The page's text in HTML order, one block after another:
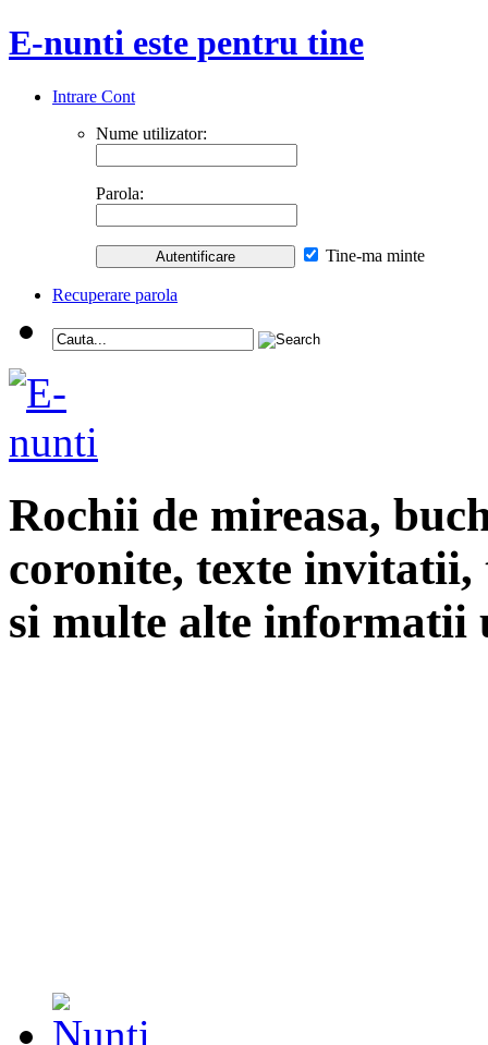
E-nunti este pentru tine
Intrare Cont
Nume utilizator:
Parola:
Tine-ma minte
Recuperare parola
Rochii de mireasa,
coronite, texte
si multe alte informatii